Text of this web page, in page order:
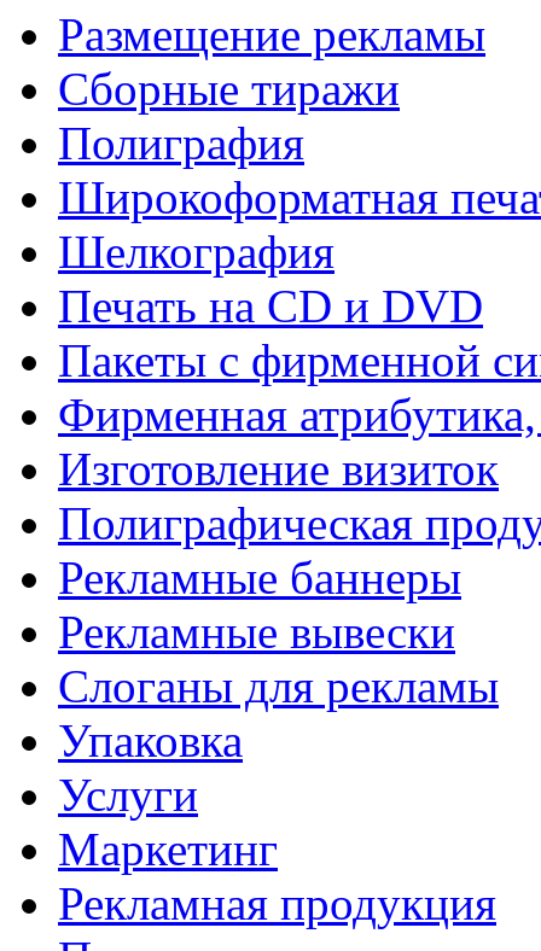
Размещение рекламы
Сборные тиражи
Полиграфия
Широкоформатная
Шелкография
Печать на СD и DVD
Пакеты с фирменной
Фирменная
Изготовление визиток
Полиграфическая
Рекламные баннеры
Рекламные вывески
Слоганы для рекламы
Упаковка
Услуги
Маркетинг
Рекламная продукция